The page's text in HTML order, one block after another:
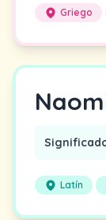
Griego
Latín